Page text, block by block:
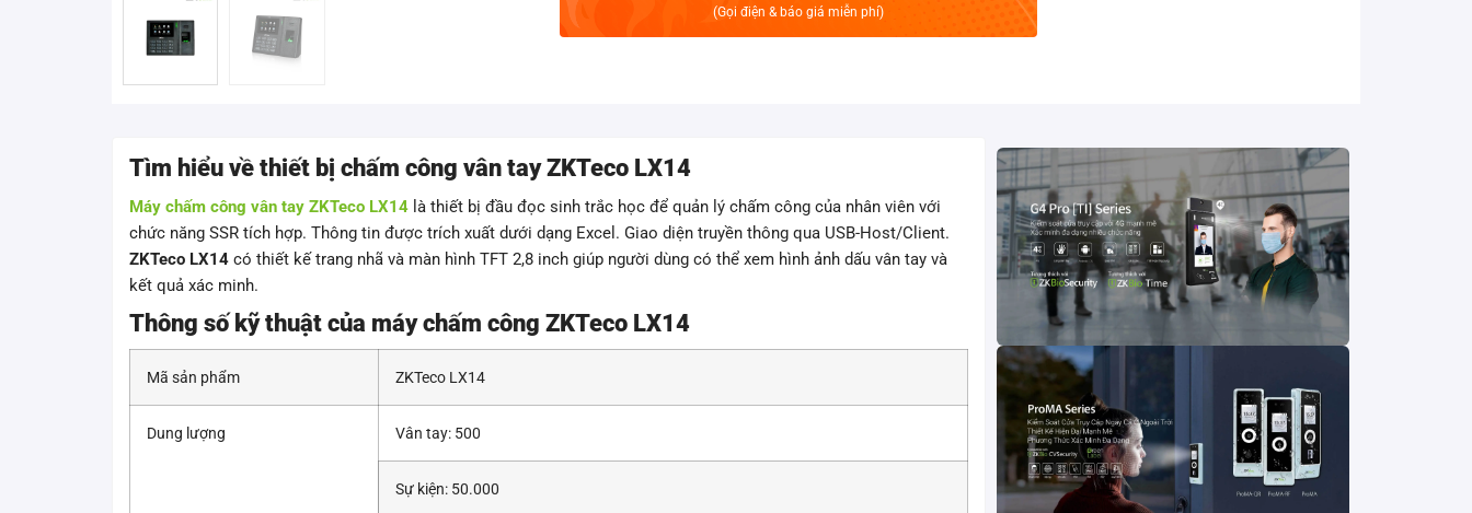
(Gọi điện & báo giá miễn phí)
Tìm hiểu về thiết bị chấm công vân tay ZKTeco LX14
Máy chấm công vân tay ZKTeco LX14 là thiết bị đầu đọc sinh trắc học để quản lý chấm công của nhân viên với
chức năng SSR tích hợp. Thông tin được trích xuất dưới dạng Excel. Giao diện truyền thông qua USB-Host/Client.
ZKTeco LX14 có thiết kế trang nhã và màn hình TFT 2,8 inch giúp người dùng có thể xem hình ảnh dấu vân tay và
kết quả xác minh.
Thông số kỹ thuật của máy chấm công ZKTeco LX14
Mã sản phẩm ZKTeco LX14
Dung lượng Vân tay: 500
Sự kiện: 50.000